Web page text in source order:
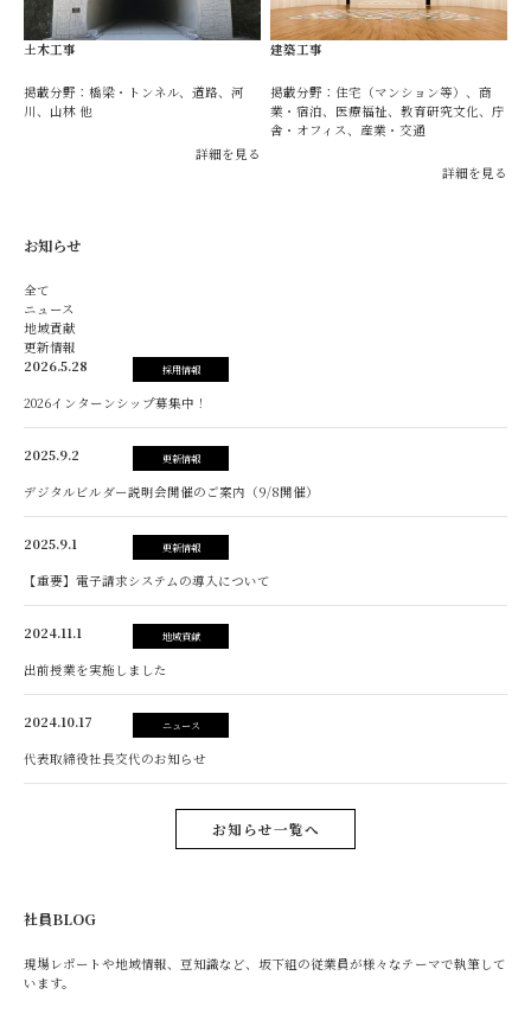
土木工事
掲載分野：橋梁・トンネル、道路、河
川、山林 他
詳細を見る
建築工事
掲載分野：住宅（マンション等）、商
業・宿泊、医療福祉、教育研究文化、庁
舎・オフィス、産業・交通
詳細を見る
お知らせ
全て
ニュース
地域貢献
更新情報
2026.5.28
採用情報
2026インターンシップ募集中！
2025.9.2 更新情報
デジタルビルダー説明会開催のご案内（9/8開催）
2025.9.1 更新情報
【重要】電子請求システムの導入について
2024.11.1 地域貢献
出前授業を実施しました
2024.10.17 ニュース
代表取締役社長交代のお知らせ
お知らせ一覧へ
社員BLOG
現場レポートや地域情報、豆知識など、坂下組の従業員が様々なテーマで執筆して
います。